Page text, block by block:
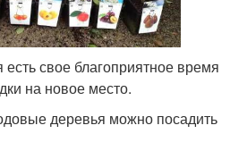
свое благоприятное время
на новое место.
деревья можно посадить